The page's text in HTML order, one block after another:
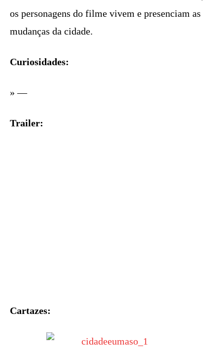
os personagens do filme vivem e presenciam as
mudanças da cidade.
Curiosidades:
» —
Trailer:
Cartazes: